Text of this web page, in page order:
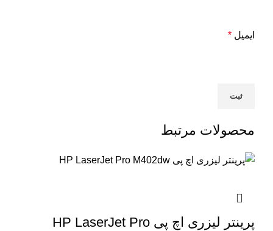
ایمیل *
محصولات مرتبط
پرینتر لیزری اچ پی HP LaserJet Pro